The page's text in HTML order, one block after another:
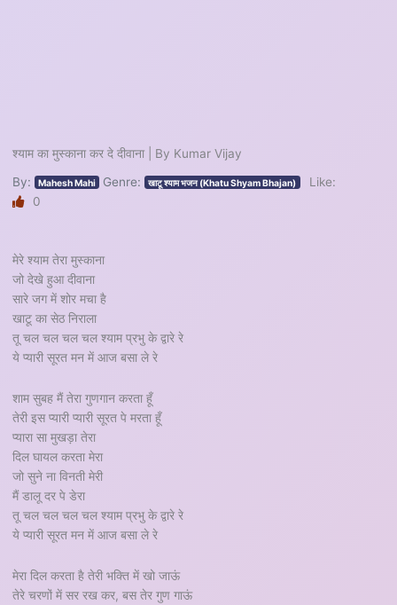
श्याम का मुस्काना कर दे दीवाना | By Kumar Vijay
By: Mahesh Mahi Genre: खाटू श्याम भजन (Khatu Shyam Bhajan)
Like:
0
मेरे श्याम तेरा मुस्काना
जो देखे हुआ दीवाना
सारे जग में शोर मचा है
खाटू का सेठ निराला
तू चल चल चल चल श्याम प्रभु के द्वारे रे
ये प्यारी सूरत मन में आज बसा ले रे
शाम सुबह मैं तेरा गुणगान करता हूँ
तेरी इस प्यारी प्यारी सूरत पे मरता हूँ
प्यारा सा मुखड़ा तेरा
दिल घायल करता मेरा
जो सुने ना विनती मेरी
मैं डालू दर पे डेरा
तू चल चल चल चल श्याम प्रभु के द्वारे रे
ये प्यारी सूरत मन में आज बसा ले रे
मेरा दिल करता है तेरी भक्ति में खो जाऊं
तेरे चरणों में सर रख कर, बस तेर गुण गाऊं